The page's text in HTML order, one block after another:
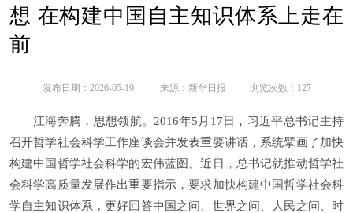
想 在构建中国自主知识体系上走在
前
发布日期：2026-05-19 来源： 新华日报 浏览次数： 127
江海奔腾，思想领航。2016年5月17日，习近平总书记主持
召开哲学社会科学工作座谈会并发表重要讲话，系统擘画了加快
构建中国哲学社会科学的宏伟蓝图。近日，总书记就推动哲学社
会科学高质量发展作出重要指示，要求加快构建中国哲学社会科
学自主知识体系，更好回答中国之问、世界之问、人民之问、时